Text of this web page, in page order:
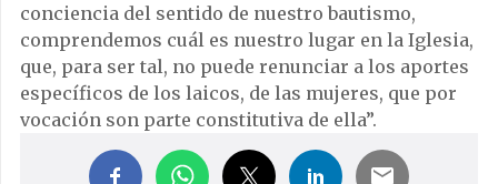
conciencia del sentido de nuestro bautismo,
comprendemos cuál es nuestro lugar en la Iglesia,
que, para ser tal, no puede renunciar a los aportes
específicos de los laicos, de las mujeres, que por
vocación son parte constitutiva de ella”.